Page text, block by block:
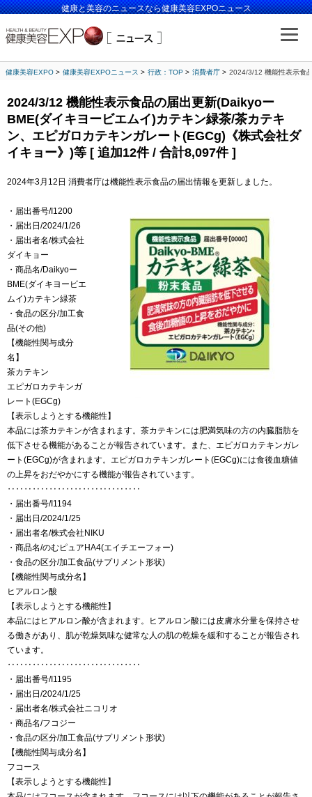
健康と美容のニュースなら健康美容EXPOニュース
健康美容EXPO 健康美容EXPOニュース 行政：TOP 消費者庁 2024/3/12 機能性表示食
2024/3/12 機能性表示食品の届出更新(Daikyoー
BME(ダイキヨービエムイ)カテキン緑茶/茶カテキ
ン、エピガロカテキンガレート(EGCg)《株式会社ダ
イキョー》)等 [ 追加12件 / 合計8,097件 ]
2024年3月12日 消費者庁は機能性表示食品の届出情報を更新しました。
・届出番号/I1200
・届出日/2024/1/26
・届出者名/株式会社
ダイキョー
・商品名/Daikyoー
BME(ダイキヨービエ
ムイ)カテキン緑茶
・食品の区分/加工食
品(その他)
【機能性関与成分
名】
茶カテキン
エピガロカテキンガ
レート(EGCg)
【表示しようとする機能性】
本品には茶カテキンが含まれます。茶カテキンには肥満気味の方の内臓脂肪を
低下させる機能があることが報告されています。また、エピガロカテキンガレ
ート(EGCg)が含まれます。エピガロカテキンガレート(EGCg)には食後血糖値
の上昇をおだやかにする機能が報告されています。
‥‥‥‥‥‥‥‥‥‥‥‥‥‥‥‥
・届出番号/I1194
・届出日/2024/1/25
・届出者名/株式会社NIKU
・商品名/のむピュアHA4(エイチエーフォー)
・食品の区分/加工食品(サプリメント形状)
【機能性関与成分名】
ヒアルロン酸
【表示しようとする機能性】
本品にはヒアルロン酸が含まれます。ヒアルロン酸には皮膚水分量を保持させ
る働きがあり、肌が乾燥気味な健常な人の肌の乾燥を緩和することが報告され
ています。
‥‥‥‥‥‥‥‥‥‥‥‥‥‥‥‥
・届出番号/I1195
・届出日/2024/1/25
・届出者名/株式会社ニコリオ
・商品名/フコジー
・食品の区分/加工食品(サプリメント形状)
【機能性関与成分名】
フコース
【表示しようとする機能性】